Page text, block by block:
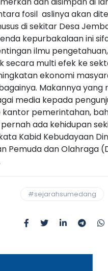
fosil aslinya akan
di sekitar Desa
kepurbakalaan ini
ilmu
secara multi efek ke
ekonomi
Makannya yang
media kepada
pemerintahan,
ada kehidupan
Kabid Kebudayaan
Pemuda dan Olahraga
#sejarahsumedang